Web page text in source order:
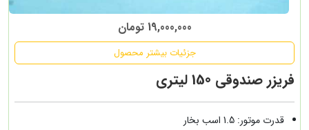
19,000,000 تومان
جزئیات بیشتر محصول
فریزر صندوقی 150 لیتری
قدرت موتور: 1.5 اسب بخار